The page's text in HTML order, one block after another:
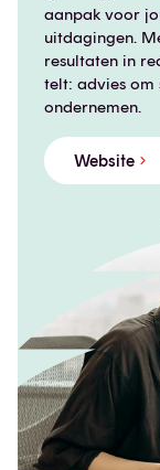
aanpak voor
uitdagingen.
resultaten in
telt: advies om
ondernemen.
Website